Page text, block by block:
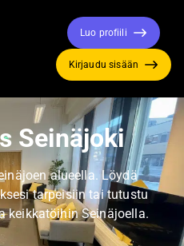
Luo profiili
Kirjaudu sisään
Seinäjoki
alueella. Löydä
tarpeisiin tai tutustu
keikkatöihin Seinäjoella.